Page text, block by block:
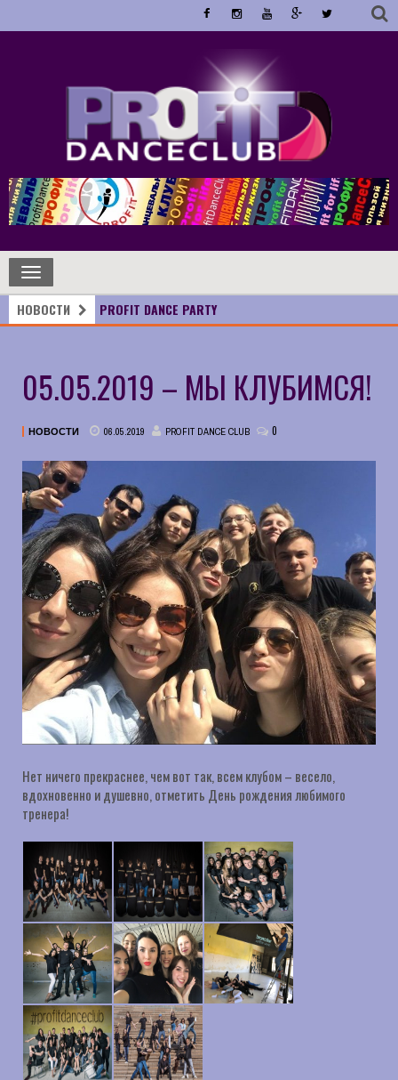
Toggle
navigation
НОВОСТИ PROFIT DANCE PARTY
05.05.2019 – МЫ КЛУБИМСЯ!
НОВОСТИ 06.05.2019 PROFIT DANCE CLUB 0
Нет ничего прекраснее, чем вот так, всем клубом – весело,
вдохновенно и душевно, отметить День рождения любимого
тренера!